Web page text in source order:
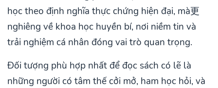
học theo định nghĩa thực chứng hiện đại, mà更
nghiêng về khoa học huyền bí, nơi niềm tin và
trải nghiệm cá nhân đóng vai trò quan trọng.
Đối tượng phù hợp nhất để đọc sách có lẽ là
những người có tâm thế cởi mở, ham học hỏi, và